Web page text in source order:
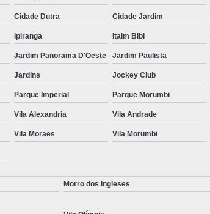
Cidade Dutra Cidade Jardim
Ipiranga Itaim Bibi
Jardim Panorama D'Oeste Jardim Paulista
Jardins Jockey Club
Parque Imperial Parque Morumbi
Vila Alexandria Vila Andrade
Vila Moraes Vila Morumbi
Morro dos Ingleses